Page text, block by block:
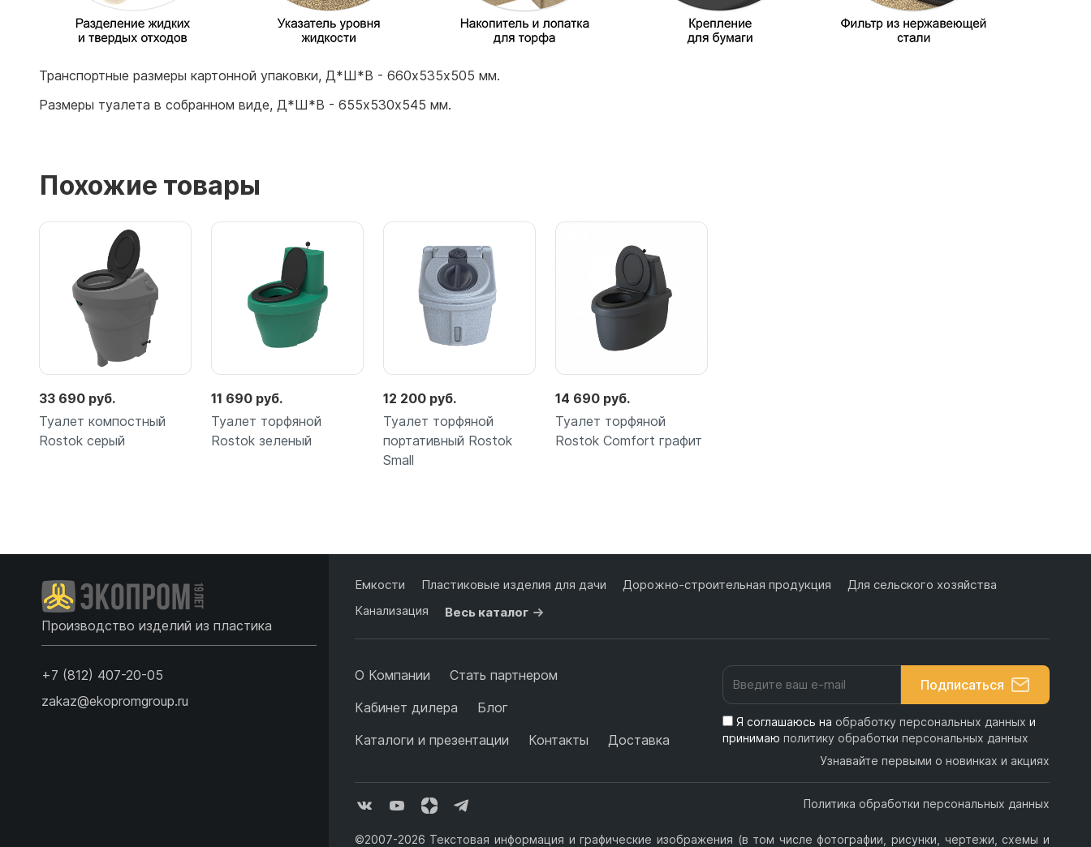
Транспортные размеры картонной упаковки, Д*Ш*В - 660х535х505 мм.
Размеры туалета в собранном виде, Д*Ш*В - 655х530х545 мм.
Похожие товары
33 690 руб.
Туалет компостный
Rostok серый
11 690 руб.
Туалет торфяной
Rostok зеленый
12 200 руб.
Туалет торфяной
портативный Rostok
Small
14 690 руб.
Туалет торфяной
Rostok Сomfort графит
Производство изделий из пластика
+7 (812) 407-20-05
zakaz@ekopromgroup.ru
Емкости Пластиковые изделия для дачи Дорожно-строительная продукция
Для сельского хозяйства
Канализация
Весь каталог
О Компании
Стать партнером
Кабинет дилера
Блог
Каталоги и презентации
Контакты Доставка
Подписаться
Я соглашаюсь на обработку персональных данных и
принимаю политику обработки персональных данных
Узнавайте первыми о новинках и акциях
Политика обработки персональных данных
©2007-2026 Текстовая информация и графические изображения (в том числе фотографии, рисунки, чертежи, схемы и